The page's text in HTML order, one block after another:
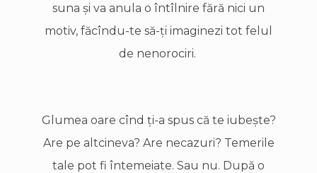
suna şi va anula o întîlnire fără nici un
motiv, făcîndu-te să-ţi imaginezi tot felul
de nenorociri.
Glumea oare cînd ţi-a spus că te iubeşte?
Are pe altcineva? Are necazuri? Temerile
tale pot fi întemeiate. Sau nu. După o